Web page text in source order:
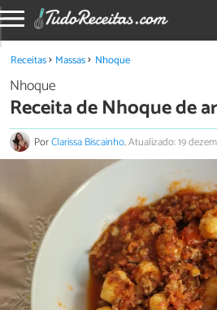
Receitas Massas Nhoque
Nhoque
Receita de Nhoque de
PorClarissa Biscainho.Atualizado: 19